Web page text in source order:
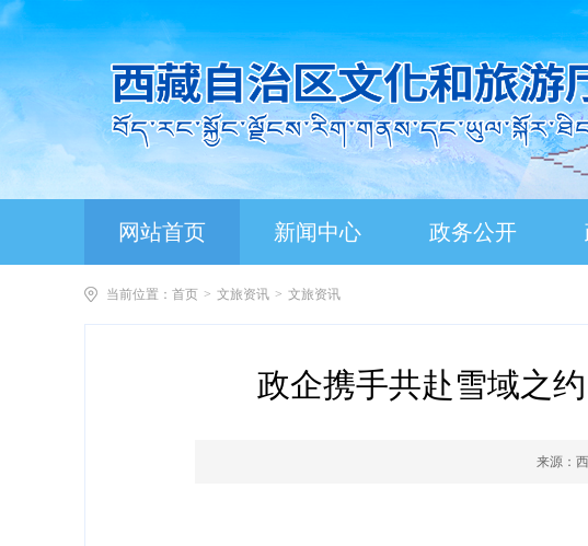
网站首页 新闻中心 政务公开
当前位置： 首页 > 文旅资讯 > 文旅资讯
政企携手共赴雪域之
来源：